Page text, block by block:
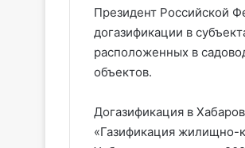
Президент Российской
догазификации в
расположенных в
объектов.
Догазификация в
«Газификация жилищно-